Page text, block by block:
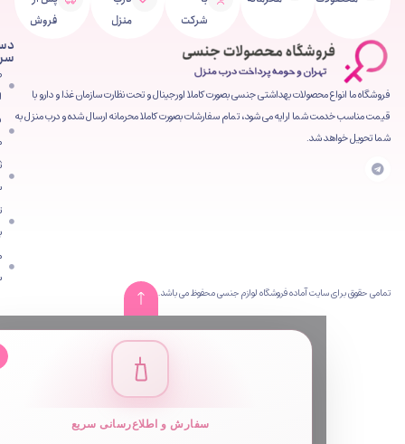
منزل
فروش
بهداشتی جنسی بصورت کاملا اورجینال و تحت نظارت سازمان غذا و دارو با
ارایه می شود، تمام سفارشات بصورت کاملا محرمانه ارسال شده و درب منزل به
شد.
اصلی
فروشگاه
آماده فروشگاه لوازم جنسی محفوظ می باشد.
سفارش و اطلاع‌رسانی سریع